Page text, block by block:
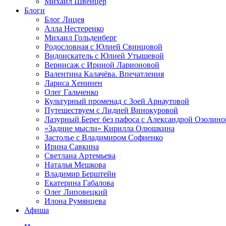
Блоги
Блог Лицея
Алла Нестеренко
Михаил Гольденберг
Родословная с Юлией Свинцовой
Видоискатель с Юлией Утышевой
Вернисаж с Ириной Ларионовой
Валентина Калачёва. Впечатления
Лариса Хенинен
Олег Гальченко
Культурный променад с Зоей Арнаутовой
Путешествуем с Лидией Винокуровой
Лазурный Берег без пафоса с Александрой
«Задние мысли» Кирилла Олюшкина
Застолье с Владимиром Софиенко
Ирина Савкина
Светлана Артемьева
Наталья Мешкова
Владимир Берштейн
Екатерина Габалова
Олег Липовецкий
Илона Румянцева
Афиша